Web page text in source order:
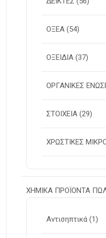
ΟΞΕΑ (54)
ΟΞΕΙΔΙΑ (37)
ΟΡΓΑΝΙΚΕΣ
ΣΤΟΙΧΕΙΑ (29)
ΧΡΩΣΤΙΚΕΣ
ΧΗΜΙΚΑ ΠΡΟΪΟΝΤΑ
Αντισηπτικά (1)